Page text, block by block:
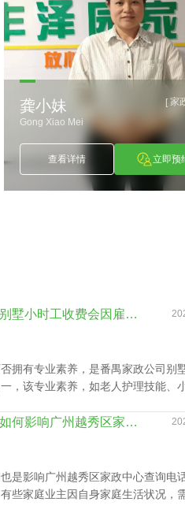
[ 家
龚小妹
Gong Xiao Mei
查看详情 立即预
番禺家政公司别墅小时工收费会因雇主要求而变动？
拥有专业素养，是番禺家政公司别
，该专业素养，如老人护理技能、
依赖的。
了解工作时间如何影响广州越秀区家政中心查询电话价格表及服务质量
是影响广州越秀区家政中心查询电
些家庭业主因自身家庭生活状况，